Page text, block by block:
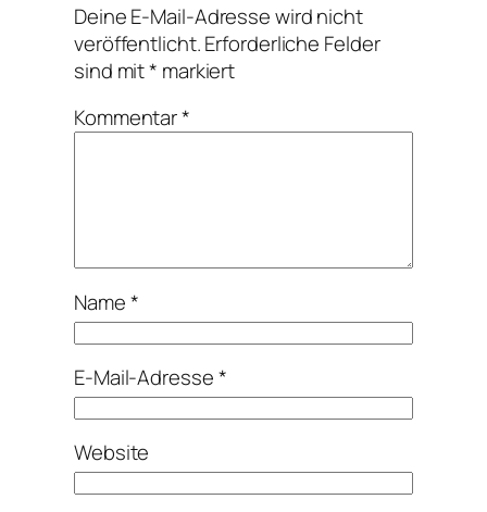
Deine E-Mail-Adresse wird nicht
veröffentlicht.Erforderliche Felder
sind mit* markiert
Kommentar*
Name*
E-Mail-Adresse*
Website